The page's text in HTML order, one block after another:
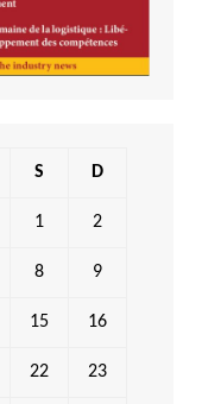
S D
1 2
8 9
15 16
22 23